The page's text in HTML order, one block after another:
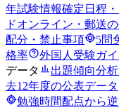
年試験情報確定日程
ドオンライン・郵送
配分・禁止事項
5問
格率
外国人受験ガ
データ
出題傾向分析
去12年度の公表データ
勉強時間配点から